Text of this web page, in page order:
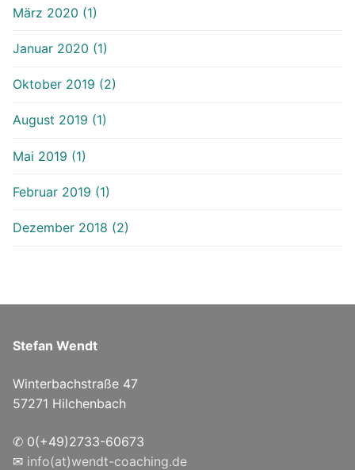
März 2020 (1)
Januar 2020 (1)
Oktober 2019 (2)
August 2019 (1)
Mai 2019 (1)
Februar 2019 (1)
Dezember 2018 (2)
Stefan Wendt
Winterbachstraße 47
57271 Hilchenbach
✆ 0(+49)2733-60673
✉ info(at)wendt-coaching.de